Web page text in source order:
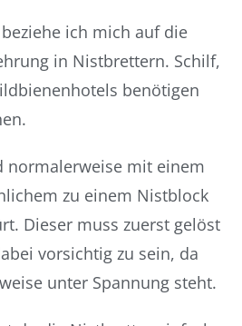
ich mich auf die
in Nistbrettern. Schilf,
benötigen
normalerweise mit einem
zu einem Nistblock
Dieser muss zuerst gelöst
vorsichtig zu sein, da
unter Spannung steht.